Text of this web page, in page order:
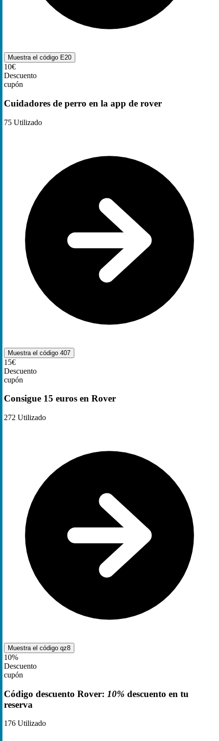
Muestra el código E20
10€
Descuento
cupón
Cuidadores de perro en la app de rover
75 Utilizado
Muestra el código 407
15€
Descuento
cupón
Consigue 15 euros en Rover
272 Utilizado
Muestra el código qz8
10%
Descuento
cupón
Código descuento Rover: 10% descuento en tu
reserva
176 Utilizado